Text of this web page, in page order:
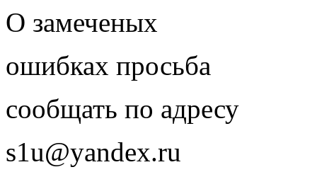
О замеченых
ошибках просьба
сообщать по адресу
s1u@yandex.ru